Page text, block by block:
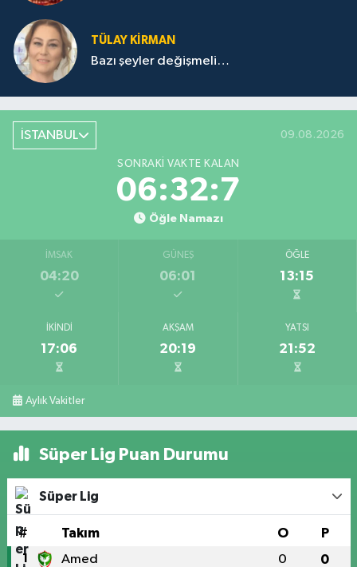
TÜLAY KİRMAN
Bazı şeyler değişmeli…
İSTANBUL 09.08.2026
SONRAKI VAKTE KALAN
06:32:7
Öğle Namazı
İMSAK
04:20
GÜNEŞ
06:01
ÖĞLE
13:15
İKINDI
17:06
AKŞAM
20:19
YATSI
21:52
Aylık Vakitler
Süper Lig Puan Durumu
Süper Lig
# Takım O P
1 Amed 0 0